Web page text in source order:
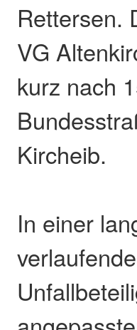
Rettersen.
VG
kurz nach
Kircheib.
In einer